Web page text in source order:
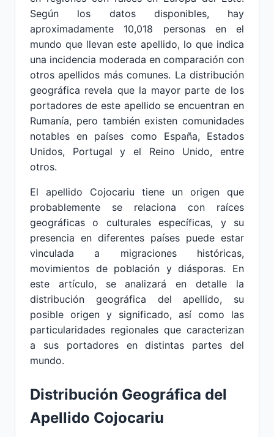
Según los datos disponibles, hay
aproximadamente 10,018 personas en el
mundo que llevan este apellido, lo que indica
una incidencia moderada en comparación con
otros apellidos más comunes. La distribución
geográfica revela que la mayor parte de los
portadores de este apellido se encuentran en
Rumanía, pero también existen comunidades
notables en países como España, Estados
Unidos, Portugal y el Reino Unido, entre
otros.
El apellido Cojocariu tiene un origen que
probablemente se relaciona con raíces
geográficas o culturales específicas, y su
presencia en diferentes países puede estar
vinculada a migraciones históricas,
movimientos de población y diásporas. En
este artículo, se analizará en detalle la
distribución geográfica del apellido, su
posible origen y significado, así como las
particularidades regionales que caracterizan
a sus portadores en distintas partes del
mundo.
Distribución Geográfica del
Apellido Cojocariu